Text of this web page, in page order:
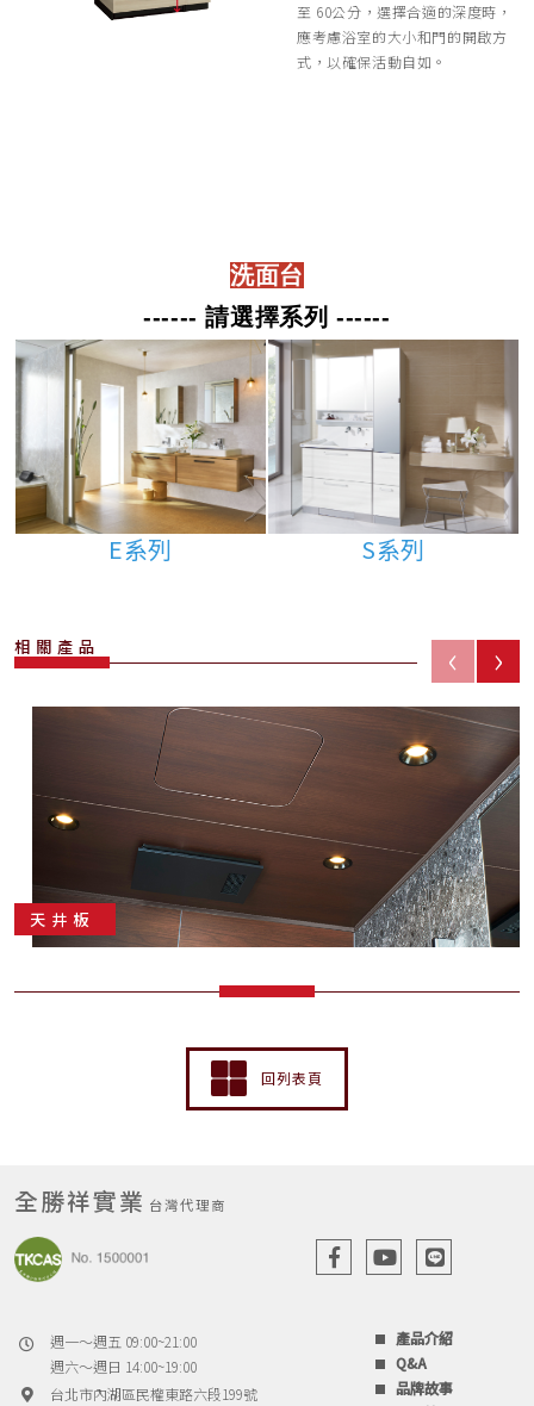
至 60公分，選擇合適的深度時，
應考慮浴室的大小和門的開啟方
式，以確保活動自如。
洗面台
------ 請選擇系列 ------
E系列 S系列
相關產品
天井板
‹ ›
回列表頁
全勝祥實業 台灣代理商
週一～週五 09:00~21:00
週六～週日 14:00~19:00
台北市內湖區民權東路六段199號
產品介紹
Q&A
品牌故事